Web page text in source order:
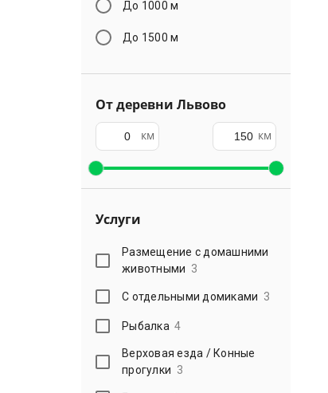
До 1000 м
До 1500 м
От деревни Львово
км км
Услуги
Размещение с домашними
животными 3
С отдельными домиками 3
Рыбалка 4
Верховая езда / Конные
прогулки 3